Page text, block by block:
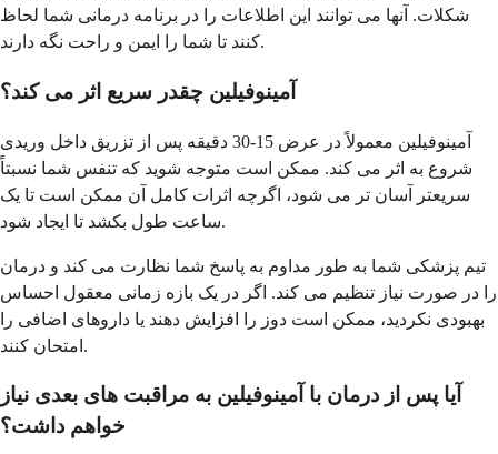
شکلات. آنها می توانند این اطلاعات را در برنامه درمانی شما لحاظ
کنند تا شما را ایمن و راحت نگه دارند.
آمینوفیلین چقدر سریع اثر می کند؟
آمینوفیلین معمولاً در عرض 15-30 دقیقه پس از تزریق داخل وریدی
شروع به اثر می کند. ممکن است متوجه شوید که تنفس شما نسبتاً
سریعتر آسان تر می شود، اگرچه اثرات کامل آن ممکن است تا یک
ساعت طول بکشد تا ایجاد شود.
تیم پزشکی شما به طور مداوم به پاسخ شما نظارت می کند و درمان
را در صورت نیاز تنظیم می کند. اگر در یک بازه زمانی معقول احساس
بهبودی نکردید، ممکن است دوز را افزایش دهند یا داروهای اضافی را
امتحان کنند.
آیا پس از درمان با آمینوفیلین به مراقبت های بعدی نیاز
خواهم داشت؟